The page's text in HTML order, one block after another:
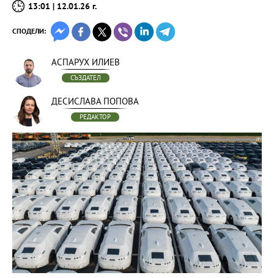
13:01 | 12.01.26 г.
СПОДЕЛИ:
АСПАРУХ ИЛИЕВ
СЪЗДАТЕЛ
ДЕСИСЛАВА ПОПОВА
РЕДАКТОР